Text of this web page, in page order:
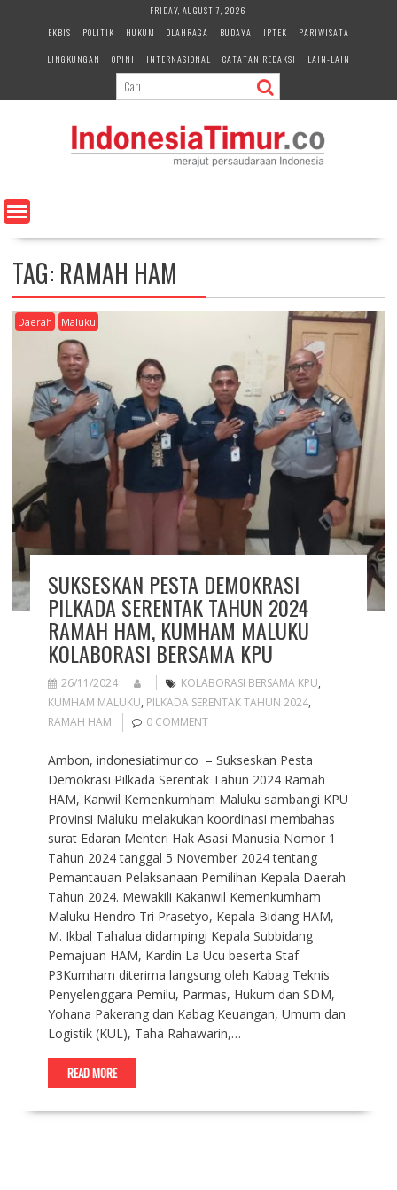
e
n
FRIDAY, AUGUST 7, 2026
EKBIS
POLITIK HUKUM OLAHRAGA BUDAYA IPTEK
PARIWISATA
LINGKUNGAN
OPINI INTERNASIONAL CATATAN REDAKSI LAIN-LAIN
TAG: RAMAH HAM
Daerah Maluku
SUKSESKAN PESTA DEMOKRASI
PILKADA SERENTAK TAHUN 2024
RAMAH HAM, KUMHAM MALUKU
KOLABORASI BERSAMA KPU
26/11/2024 KOLABORASI BERSAMA KPU,
KUMHAM MALUKU, PILKADA SERENTAK TAHUN 2024,
RAMAH HAM
0 COMMENT
Ambon, indonesiatimur.co – Sukseskan Pesta
Demokrasi Pilkada Serentak Tahun 2024 Ramah
HAM, Kanwil Kemenkumham Maluku sambangi KPU
Provinsi Maluku melakukan koordinasi membahas
surat Edaran Menteri Hak Asasi Manusia Nomor 1
Tahun 2024 tanggal 5 November 2024 tentang
Pemantauan Pelaksanaan Pemilihan Kepala Daerah
Tahun 2024. Mewakili Kakanwil Kemenkumham
Maluku Hendro Tri Prasetyo, Kepala Bidang HAM,
M. Ikbal Tahalua didampingi Kepala Subbidang
Pemajuan HAM, Kardin La Ucu beserta Staf
P3Kumham diterima langsung oleh Kabag Teknis
Penyelenggara Pemilu, Parmas, Hukum dan SDM,
Yohana Pakerang dan Kabag Keuangan, Umum dan
Logistik (KUL), Taha Rahawarin,…
READ MORE